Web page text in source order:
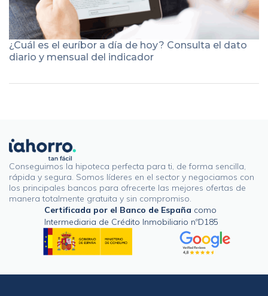
¿Cuál es el euríbor a día de hoy? Consulta el dato
diario y mensual del indicador
Conseguimos la hipoteca perfecta para ti, de forma sencilla,
rápida y segura. Somos líderes en el sector y negociamos con
los principales bancos para ofrecerte las mejores ofertas de
manera totalmente gratuita y sin compromiso.
Certificada por el Banco de España como
Intermediaria de Crédito Inmobiliario nºD185